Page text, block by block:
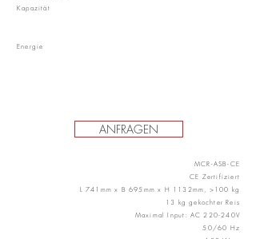
Kapazität
Energie
ANFRAGEN
MCR-ASB-CE
CE Zertifiziert
L 741mm x B 695mm x H 1132mm, >100 kg
13 kg gekochter Reis
Maximal Input: AC 220-240V
50/60 Hz